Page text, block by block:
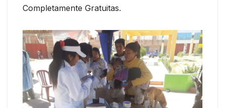
Completamente Gratuitas.